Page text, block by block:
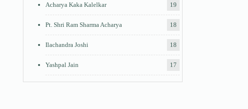
Acharya Kaka Kalelkar 19
Pt. Shri Ram Sharma Acharya 18
Ilachandra Joshi 18
Yashpal Jain 17